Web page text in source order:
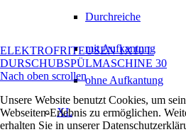
Durchreiche
mit Aufkantung
ohne Aufkantung
XL
ELEKTROFRITEUSEN 1X10 L
DURSCHUBSPÜLMASCHINE 30
Nach oben scrollen
Unsere Website benutzt Cookies, um
Webseiten-Erlebnis zu ermöglichen.
erhalten Sie in unserer